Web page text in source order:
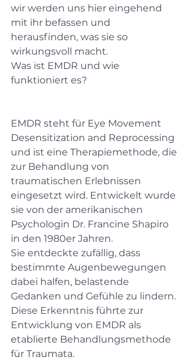
wir werden uns hier eingehend
mit ihr befassen und
herausfinden, was sie so
wirkungsvoll macht.
Was ist EMDR und wie
funktioniert es?
EMDR steht für Eye Movement
Desensitization and Reprocessing
und ist eine Therapiemethode, die
zur Behandlung von
traumatischen Erlebnissen
eingesetzt wird. Entwickelt wurde
sie von der amerikanischen
Psychologin Dr. Francine Shapiro
in den 1980er Jahren.
Sie entdeckte zufällig, dass
bestimmte Augenbewegungen
dabei halfen, belastende
Gedanken und Gefühle zu lindern.
Diese Erkenntnis führte zur
Entwicklung von EMDR als
etablierte Behandlungsmethode
für Traumata.